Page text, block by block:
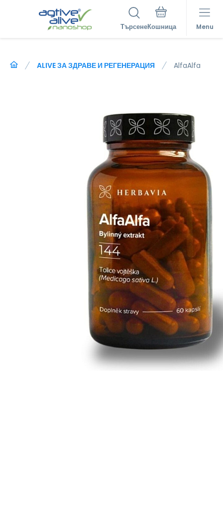
Търсене Menu
ALIVE ЗА ЗДРАВЕ И РЕГЕНЕРАЦИЯ AlfaAlfa